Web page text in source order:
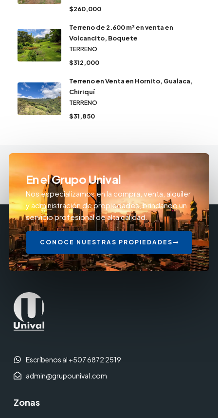
$260,000
Terreno de 2.600 m² en venta en
Volcancito, Boquete
TERRENO
$312,000
Terreno en Venta en Hornito, Gualaca,
Chiriquí
TERRENO
$31,850
En el Grupo Unival
Nos especializamos en la compra, venta, alquiler
y administración de propiedades, brindando un
servicio profesional de alta calidad.
CONOCE NUESTRAS PROPIEDADES
Escríbenos al +507 6872 2519
admin@grupounival.com
Zonas